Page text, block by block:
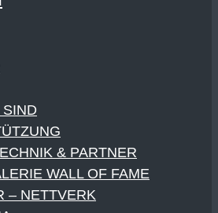
& PARTNER
WALL OF FAME
– NETTVERK